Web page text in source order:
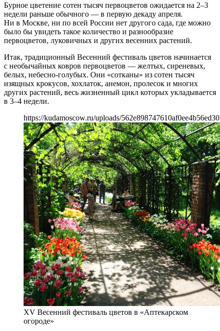
Бурное цветение сотен тысяч первоцветов ожидается на 2–3
недели раньше обычного — в первую декаду апреля.
Ни в Москве, ни по всей России нет другого сада, где можно
было бы увидеть такое количество и разнообразие
первоцветов, луковичных и других весенних растений.
Итак, традиционный Весенний фестиваль цветов начинается
с необычайных ковров первоцветов — желтых, сиреневых,
белых, небесно-голубых. Они «сотканы» из сотен тысяч
изящных крокусов, хохлаток, анемон, пролесок и многих
других растений, весь жизненный цикл которых укладывается
в 3–4 недели.
https://kudamoscow.ru/uploads/
XV Весенний фестиваль цветов в «Аптекарском
огороде»